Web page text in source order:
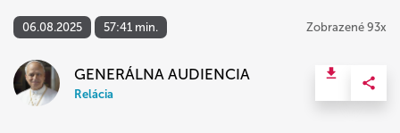
06.08.2025 57:41 min. Zobrazené 93x
GENERÁLNA AUDIENCIA
Relácia